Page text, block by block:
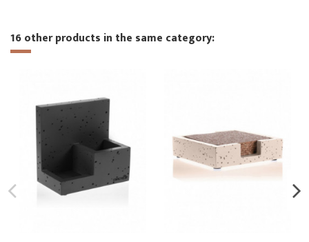
16 other products in the same category: